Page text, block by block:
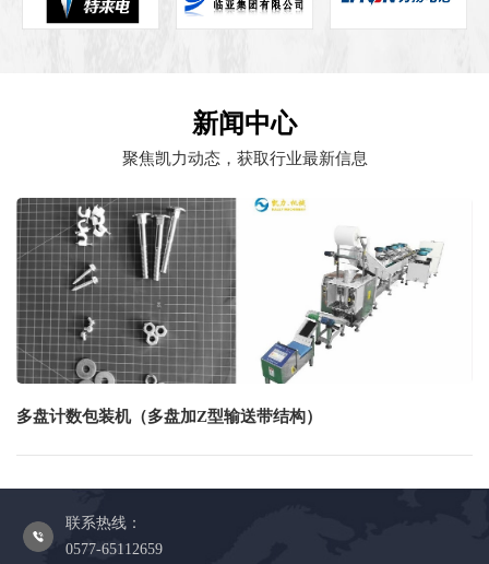
新闻中心
聚焦凯力动态，获取行业最新信息
多盘计数包装机（多盘加Z型输送带结构）
联系热线：
0577-65112659